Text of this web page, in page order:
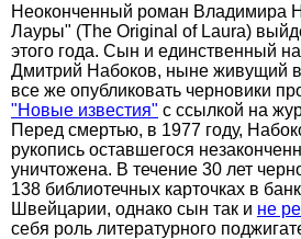
Неоконченный роман Владимира
Лауры" (The Original of Laura)
этого года. Сын и единственный
Дмитрий Набоков, ныне живущий
все же опубликовать черновики
"Новые известия" с ссылкой на
Перед смертью, в 1977 году,
рукопись оставшегося
уничтожена. В течение 30 лет
138 библиотечных карточках в
Швейцарии, однако сын так и не
себя роль литературного